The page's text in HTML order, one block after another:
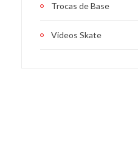
Trocas de Base
Videos Skate